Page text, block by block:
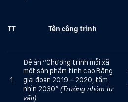
TT Tên công trình
1
Đề án “Chương trình mỗi xã
một sản phẩm tỉnh cao Bằng
giai đoạn 2019 – 2020, tầm
nhìn 2030”(Trưởng nhóm tư
vấn)